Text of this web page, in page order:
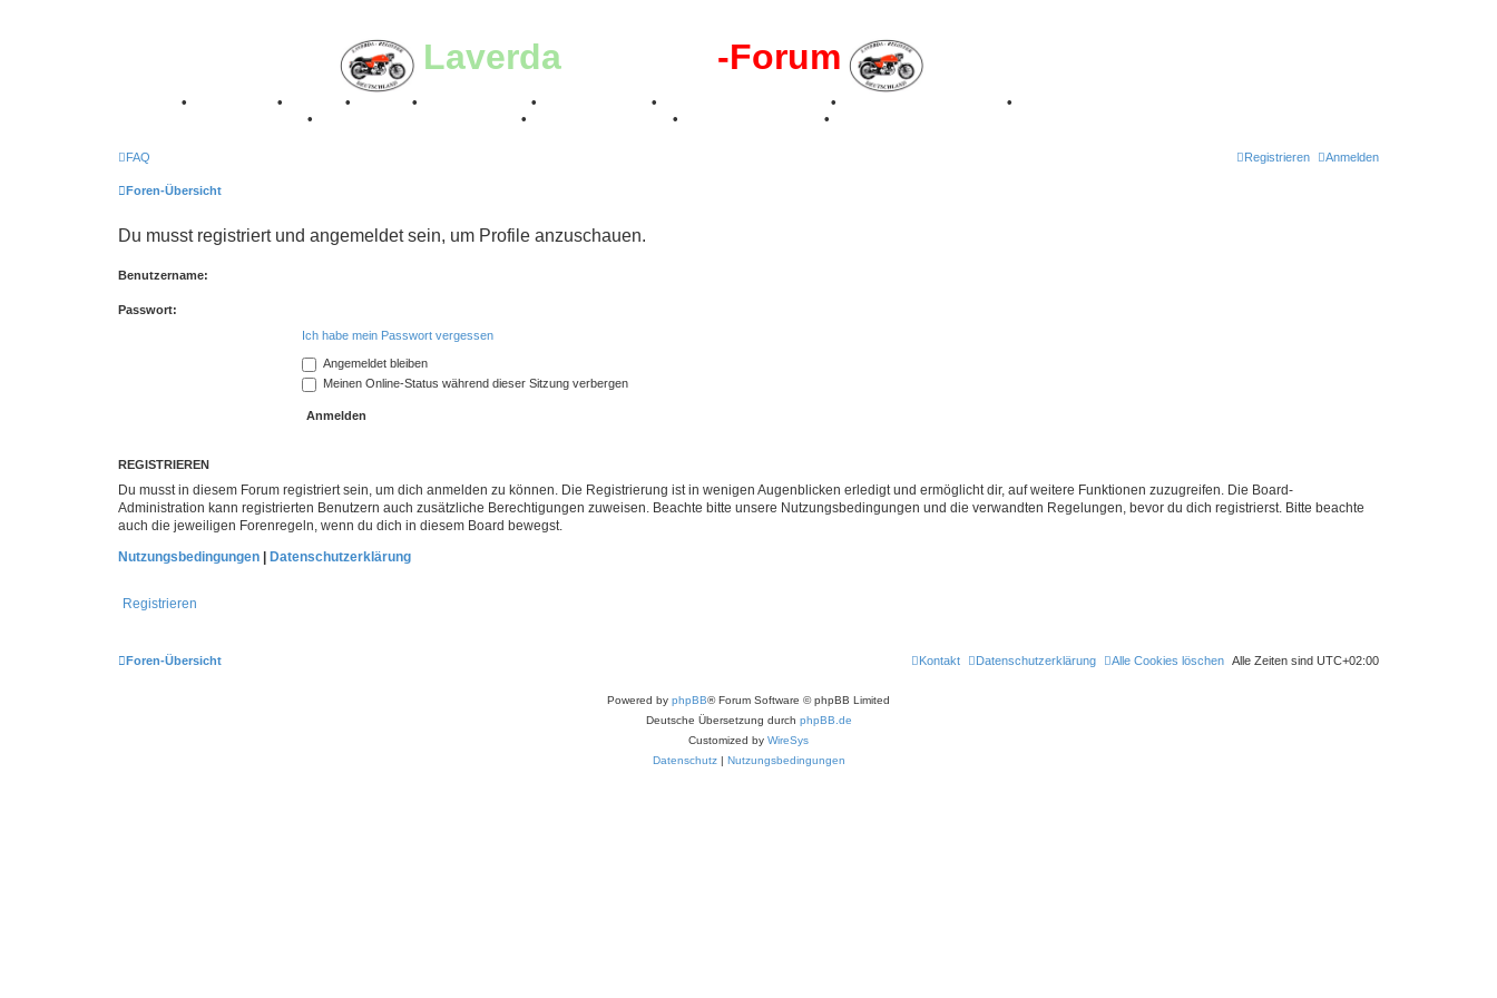
Laverda -Forum
• • • • • • •
•
• • • •
FAQ Anmelden
Registrieren
Foren-Übersicht
Du musst registriert und angemeldet sein, um Profile anzuschauen.
Benutzername:
Passwort:
Ich habe mein Passwort vergessen
Angemeldet bleiben
Meinen Online-Status während dieser Sitzung verbergen
REGISTRIEREN
Du musst in diesem Forum registriert sein, um dich anmelden zu können. Die Registrierung ist in wenigen Augenblicken erledigt und ermöglicht dir, auf weitere Funktionen zuzugreifen. Die Board-
Administration kann registrierten Benutzern auch zusätzliche Berechtigungen zuweisen. Beachte bitte unsere Nutzungsbedingungen und die verwandten Regelungen, bevor du dich registrierst. Bitte beachte
auch die jeweiligen Forenregeln, wenn du dich in diesem Board bewegst.
Nutzungsbedingungen
Datenschutzerklärung
Registrieren
Foren-Übersicht Alle Zeiten sind UTC+02:00
Alle Cookies löschen
Datenschutzerklärung
Kontakt
Powered by phpBB® Forum Software © phpBB Limited
Deutsche Übersetzung durch phpBB.de
Customized by WireSys
Datenschutz| Nutzungsbedingungen